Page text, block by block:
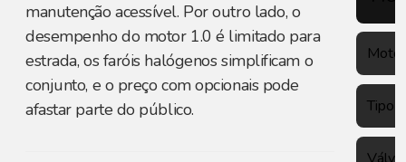
manutenção acessível. Por outro lado, o
desempenho do motor 1.0 é limitado para
estrada, os faróis halógenos simplificam o
conjunto, e o preço com opcionais pode
afastar parte do público.
Tipo